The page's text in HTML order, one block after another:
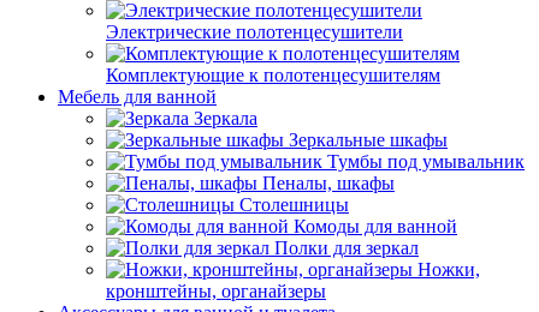
Электрические полотенцесушители
Комплектующие к полотенцесушителям
Мебель для ванной
Зеркала
Зеркальные шкафы
Тумбы под умывальник
Пеналы, шкафы
Столешницы
Комоды для ванной
Полки для зеркал
Ножки,
кронштейны, органайзеры